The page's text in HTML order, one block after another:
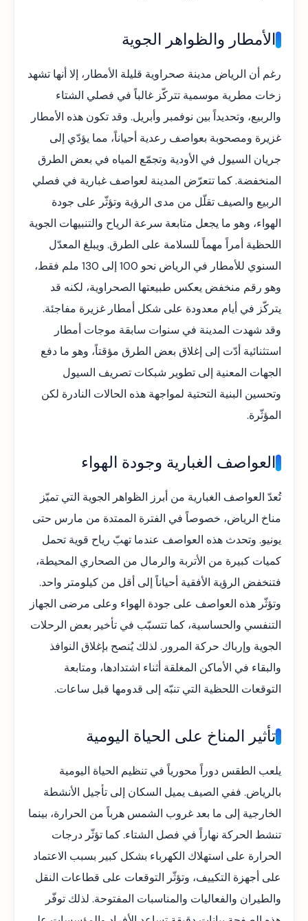
الأمطار والظواهر الجوية
رغم أن الرياض مدينة صحراوية قليلة الأمطار، إلا أنها تشهد
زخات مطرية موسمية تتركّز غالباً في فصلي الشتاء
والربيع، وتحديداً بين نوفمبر وأبريل. وقد تكون هذه الأمطار
غزيرة ومصحوبة بعواصف رعدية أحياناً، مما يؤدّي إلى
جريان السيول في الأودية وتجمّع المياه في بعض الطرق
المنخفضة. كما تتعرّض المدينة لعواصف غبارية في فصلي
الربيع والصيف تقلّل من مدى الرؤية وتؤثّر على جودة
الهواء، وهو ما يجعل متابعة سرعة الرياح والتنبيهات الجوية
اللحظية أمراً مهماً للسلامة على الطرق. ويبلغ المعدّل
السنوي للأمطار في الرياض نحو 100 إلى 130 ملم فقط،
وهو رقم منخفض يعكس طبيعتها الصحراوية، لكنه قد
يتركّز في أيام معدودة على شكل أمطار غزيرة مفاجئة.
وقد شهدت المدينة في سنوات سابقة موجات أمطار
استثنائية أدّت إلى إغلاق بعض الطرق مؤقتاً، وهو ما دفع
الجهات المعنية إلى تطوير شبكات تصريف السيول
وتحسين البنية التحتية لمواجهة هذه الحالات النادرة لكن
المؤثّرة.
العواصف الغبارية وجودة الهواء
تُعدّ العواصف الغبارية من أبرز الظواهر الجوية التي تميّز
مناخ الرياض، خصوصاً في الفترة الممتدة من مارس حتى
يونيو. وتحدث هذه العواصف عندما تهبّ رياح قوية تحمل
كميات كبيرة من الأتربة والرمال من الصحاري المحيطة،
فتنخفض الرؤية الأفقية أحياناً إلى أقل من كيلومتر واحد.
وتؤثّر هذه العواصف على جودة الهواء وعلى مرضى الجهاز
التنفسي والحساسية، كما تتسبّب في تأخير بعض الرحلات
الجوية وإرباك حركة المرور. لذلك يُنصح بإغلاق النوافذ
والبقاء في الأماكن المغلقة أثناء اشتدادها، ومتابعة
التوقعات اللحظية التي تنبّه إلى قدومها قبل ساعات.
تأثير المناخ على الحياة اليومية
يلعب الطقس دوراً محورياً في تنظيم الحياة اليومية
بالرياض. ففي الصيف يميل السكان إلى تأجيل الأنشطة
الخارجية إلى ما بعد غروب الشمس هرباً من الحرارة، بينما
تنشط الحركة نهاراً في فصل الشتاء. كما تؤثّر درجات
الحرارة على استهلاك الكهرباء بشكل كبير بسبب الاعتماد
على أجهزة التكييف، وتؤثّر التوقعات على قطاعات النقل
والطيران والفعاليات والمناسبات المفتوحة. لذلك توفّر